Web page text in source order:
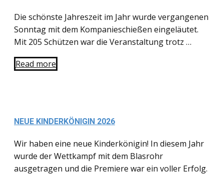
Die schönste Jahreszeit im Jahr wurde vergangenen
Sonntag mit dem Kompanieschießen eingeläutet.
Mit 205 Schützen war die Veranstaltung trotz …
Read more
NEUE KINDERKÖNIGIN 2026
Wir haben eine neue Kinderkönigin! In diesem Jahr
wurde der Wettkampf mit dem Blasrohr
ausgetragen und die Premiere war ein voller Erfolg.